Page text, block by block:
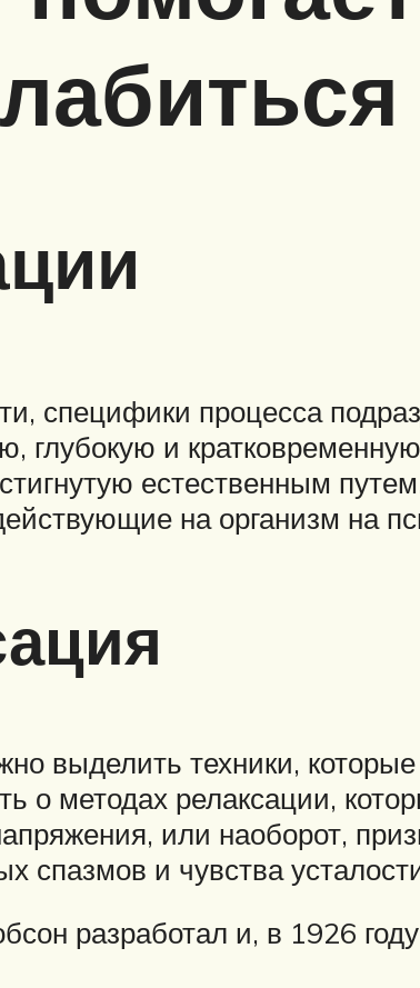
специфики процесса
глубокую и
естественным
на организм на
выделить техники,
о методах релаксации,
или наоборот,
спазмов и чувства
разработал и, в 1926